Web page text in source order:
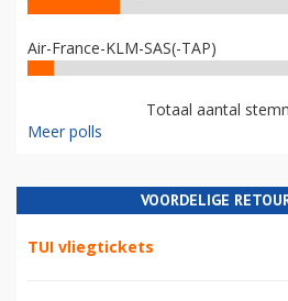
Air-France-KLM-SAS(-TAP)
Totaal aantal
Meer polls
VOORDELIGE
TUI vliegtickets